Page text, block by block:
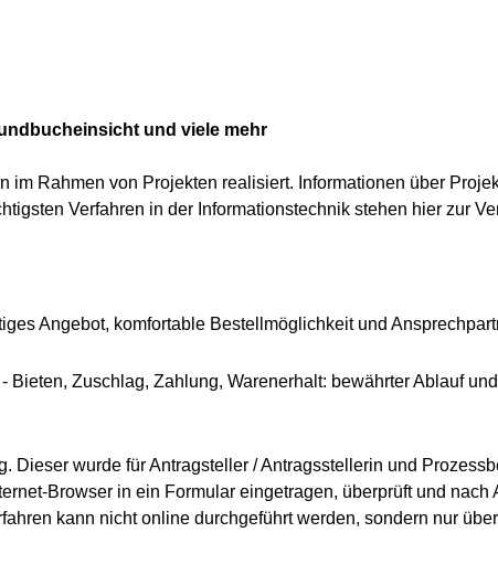
und viele mehr
Rahmen von Projekten realisiert. Informationen über
Verfahren in der Informationstechnik stehen hier zur
Angebot, komfortable Bestellmöglichkeit und
Zuschlag, Zahlung, Warenerhalt: bewährter Ablauf
wurde für Antragsteller / Antragsstellerin und
Browser in ein Formular eingetragen, überprüft und nach
kann nicht online durchgeführt werden, sondern nur